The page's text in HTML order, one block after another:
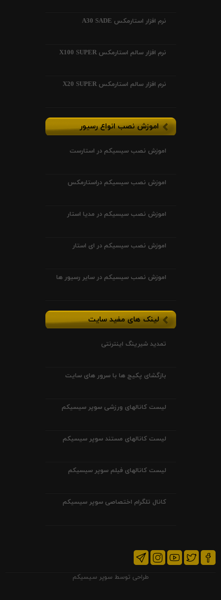
نرم افزار استارمکس A30 SADE
نرم افزار سالم استارمکس X100 SUPER
نرم افزار سالم استارمکس X20 SUPER
اموزش نصب انواع رسیور
اموزش نصب سیسیکم در استارست
اموزش نصب سیسیکم دراستارمکس
اموزش نصب سیسیکم در مدیا استار
اموزش نصب سیسیکم در ای استار
اموزش نصب سیسیکم در سایر رسیور ها
لینک های مفید سایت
تمدید شیرینگ اینترنتی
بازگشای پکیج ها با سرور های سایت
لیست کانالهای ورزشی سوپر سیسیکم
لیست کانالهای مستند سوپر سیسیکم
لیست کانالهای فیلم سوپر سیسیکم
کانال تلگرام اختصاصی سوپر سیسیکم
طراحی توسط سوپر سیسیکم